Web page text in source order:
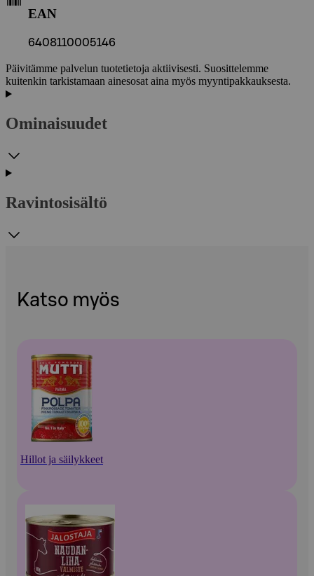
EAN
6408110005146
Päivitämme palvelun tuotetietoja aktiivisesti. Suosittelemme
kuitenkin tarkistamaan ainesosat aina myös myyntipakkauksesta.
Ominaisuudet
Ravintosisältö
Katso myös
Hillot ja säilykkeet